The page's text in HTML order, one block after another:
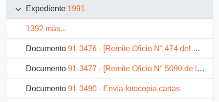
Expediente 1991
1392 más...
Documento 91-3476 - [Remite Oficio N° 474 del Senado]
Documento 91-3477 - [Remite Oficio N° 5090 de la Cámara de Diputados]
Documento 91-3490 - Envía fotocopia cartas